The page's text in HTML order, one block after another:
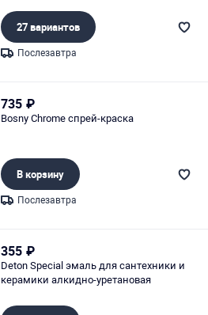
27 вариантов
Послезавтра
735 ₽
Bosny Chrome спрей-краска
В корзину
Послезавтра
355 ₽
Deton Special эмаль для сантехники и
керамики алкидно-уретановая